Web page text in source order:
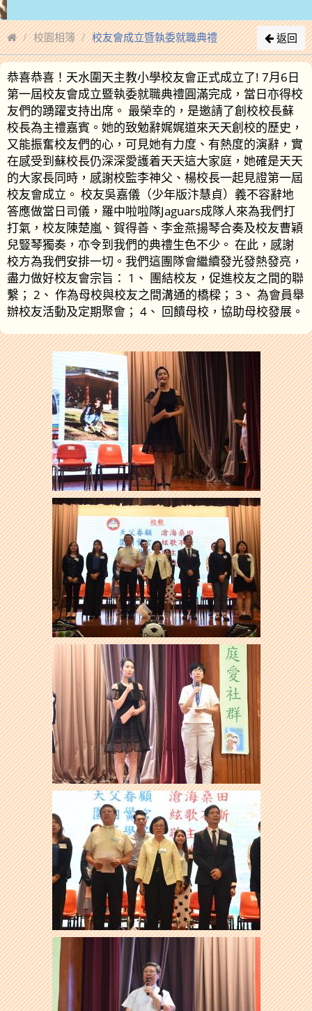
校園相簿 校友會成立暨執委就職典禮 返回
恭喜恭喜！天水圍天主教小學校友會正式成立了! 7月6日
第一屆校友會成立暨執委就職典禮圓滿完成，當日亦得校
友們的踴躍支持出席。 最榮幸的，是邀請了創校校長蘇
校長為主禮嘉賓。她的致勉辭娓娓道來天天創校的歷史，
又能振奮校友們的心，可見她有力度、有熱度的演辭，實
在感受到蘇校長仍深深愛護着天天這大家庭，她確是天天
的大家長同時，感謝校監李神父、楊校長一起見證第一屆
校友會成立。 校友吳嘉儀（少年版汴慧貞）義不容辭地
答應做當日司儀，羅中啦啦隊Jaguars成隊人來為我們打
打氣，校友陳楚嵐、賀得善、李金燕揚琴合奏及校友曹穎
兒豎琴獨奏，亦令到我們的典禮生色不少。 在此，感謝
校方為我們安排一切。我們這團隊會繼續發光發熱發亮，
盡力做好校友會宗旨： 1、 團結校友，促進校友之間的聯
繫； 2、 作為母校與校友之間溝通的橋樑； 3、 為會員舉
辦校友活動及定期聚會； 4、 回饋母校，協助母校發展。